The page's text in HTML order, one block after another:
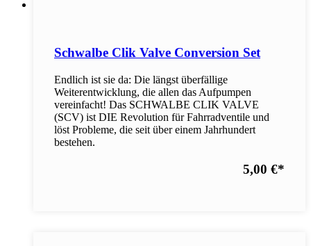
Schwalbe Clik Valve Conversion Set
Endlich ist sie da: Die längst überfällige
Weiterentwicklung, die allen das Aufpumpen
vereinfacht! Das SCHWALBE CLIK VALVE
(SCV) ist DIE Revolution für Fahrradventile und
löst Probleme, die seit über einem Jahrhundert
bestehen.
5,00 €*